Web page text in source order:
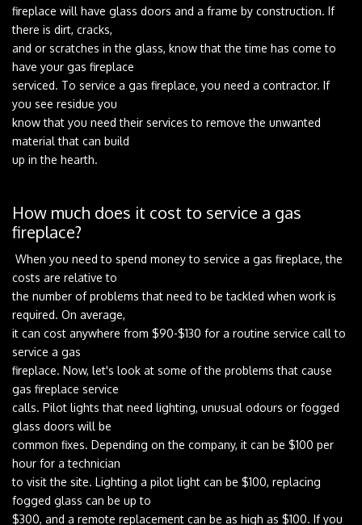
fireplace‌ ‌will‌ ‌have‌ ‌glass‌ ‌doors‌ ‌and‌ ‌a‌ ‌frame‌ ‌by‌ ‌construction.‌ ‌If‌
‌there‌ ‌is‌ ‌dirt,‌ ‌cracks,‌ ‌
and‌ ‌or‌ ‌scratches‌ ‌in‌ ‌the‌ ‌glass,‌ ‌know‌ ‌that‌ ‌the‌ ‌time‌ ‌has‌ ‌come‌ ‌to‌
‌have‌ ‌your‌ ‌gas‌ ‌fireplace‌ ‌
serviced.‌ ‌To‌ ‌service‌ ‌a‌ ‌gas‌ ‌fireplace,‌ ‌you‌ ‌need‌ ‌a‌ ‌contractor.‌ ‌If‌
‌you‌ ‌see‌ ‌residue‌ ‌you‌ ‌
know‌ ‌that‌ ‌you‌ ‌need‌ ‌their‌ ‌services‌ ‌to‌ ‌remove‌ ‌the‌ ‌unwanted‌
‌material‌ ‌that‌ ‌can‌ ‌build‌ ‌
up‌ ‌in‌ ‌the‌ ‌hearth.‌ ‌
How‌ ‌much‌ ‌does‌ ‌it‌ ‌cost‌ ‌to‌ ‌service‌ ‌a‌ ‌gas‌
‌fireplace?‌ ‌
‌When‌ ‌you‌ ‌need‌ ‌to‌ ‌spend‌ ‌money‌ ‌to‌ ‌service‌ ‌a‌ ‌gas‌ ‌fireplace,‌ ‌the‌
‌costs‌ ‌are‌ ‌relative‌ ‌to‌ ‌
the‌ ‌number‌ ‌of‌ ‌problems‌ ‌that‌ ‌need‌ ‌to‌ ‌be‌ ‌tackled‌ ‌when‌ ‌work‌ ‌is‌
‌required.‌ ‌On‌ ‌average,‌ ‌
it‌ ‌can‌ ‌cost‌ ‌anywhere‌ ‌from‌ ‌$90-$130‌ ‌for‌ ‌a‌ ‌routine‌ ‌service‌ ‌call‌ ‌to‌
‌service‌ ‌a‌ ‌gas‌ ‌
fireplace.‌ ‌Now,‌ ‌let's‌ ‌look‌ ‌at‌ ‌some‌ ‌of‌ ‌the‌ ‌problems‌ ‌that‌ ‌cause‌
‌gas‌ ‌fireplace‌ ‌service‌ ‌
calls.‌ ‌Pilot‌ ‌lights‌ ‌that‌ ‌need‌ ‌lighting,‌ ‌unusual‌ ‌odours‌ ‌or‌ ‌fogged‌
‌glass‌ ‌doors‌ ‌will‌ ‌be‌ ‌
common‌ ‌fixes.‌ ‌Depending‌ ‌on‌ ‌the‌ ‌company,‌ ‌it‌ ‌can‌ ‌be‌ ‌$100‌ ‌per‌
‌hour‌ ‌for‌ ‌a‌ ‌technician‌ ‌
to‌ ‌visit‌ ‌the‌ ‌site.‌ ‌Lighting‌ ‌a‌ ‌pilot‌ ‌light‌ ‌can‌ ‌be‌ ‌$100,‌ ‌replacing‌
‌fogged‌ ‌glass‌ ‌can‌ ‌be‌ ‌up‌ ‌to‌ ‌
$300,‌ ‌and‌ ‌a‌ ‌remote‌ ‌replacement‌ ‌can‌ ‌be‌ ‌as‌ ‌high‌ ‌as‌ ‌$100.‌ ‌If‌ ‌you‌